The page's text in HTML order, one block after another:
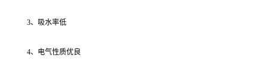
3、吸水率低
4、电气性质优良